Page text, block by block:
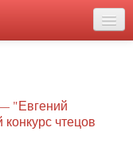
"Евгений
чтецов